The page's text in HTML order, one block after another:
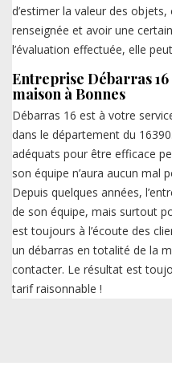
d’estimer la valeur des
renseignée et avoir une
l’évaluation effectuée, elle
Entreprise Débarras
maison à Bonnes
Débarras 16 est à votre
dans le département du
adéquats pour être efficace
son équipe n’aura aucun mal
Depuis quelques années,
de son équipe, mais surtout
est toujours à l’écoute des
un débarras en totalité de la
contacter. Le résultat est
tarif raisonnable !